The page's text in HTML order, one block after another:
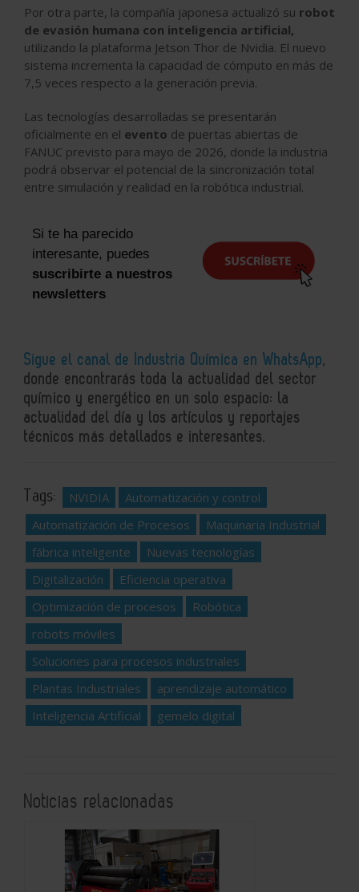
Por otra parte, la compañía japonesa actualizó su robot
de evasión humana con inteligencia artificial,
utilizando la plataforma Jetson Thor de Nvidia. El nuevo
sistema incrementa la capacidad de cómputo en más de
7,5 veces respecto a la generación previa.
Las tecnologías desarrolladas se presentarán
oficialmente en el evento de puertas abiertas de
FANUC previsto para mayo de 2026, donde la industria
podrá observar el potencial de la sincronización total
entre simulación y realidad en la robótica industrial.
Si te ha parecido
interesante, puedes
suscribirte a nuestros
newsletters
Sigue el canal de Industria Química en WhatsApp,
donde encontrarás toda la actualidad del sector
químico y energético en un solo espacio: la
actualidad del día y los artículos y reportajes
técnicos más detallados e interesantes.
Tags: NVIDIA
Automatización y control
Automatización de Procesos
Maquinaria Industrial
fábrica inteligente
Nuevas tecnologías
Digitalización
Eficiencia operativa
Optimización de procesos
Robótica
robots móviles
Soluciones para procesos industriales
Plantas Industriales
aprendizaje automático
Inteligencia Artificial
gemelo digital
Noticias relacionadas